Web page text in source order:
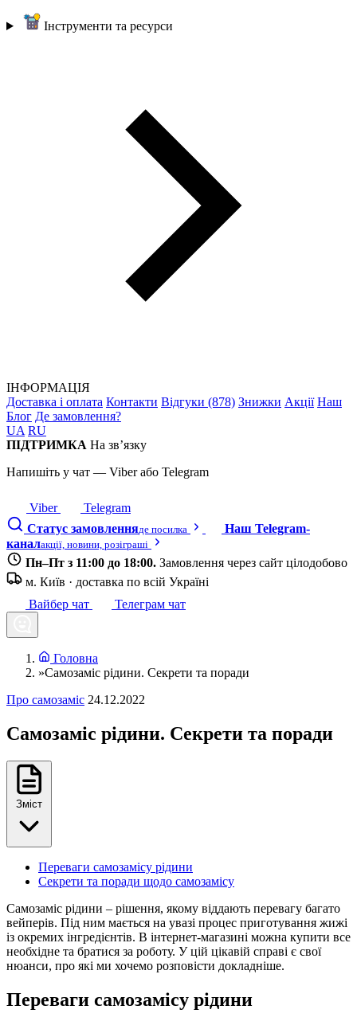
Інструменти та ресурси
ІНФОРМАЦІЯ
Доставка і оплата Контакти Відгуки (878) Знижки Акції Наш
Блог Де замовлення?
UA RU
ПІДТРИМКА На зв’язку
Напишіть у чат — Viber або Telegram
Viber
Telegram
Статус замовленняде посилка
Наш Telegram-
каналакції, новини, розіграші
Пн–Пт з 11:00 до 18:00. Замовлення через сайт цілодобово
м. Київ · доставка по всій Україні
Вайбер чат
Телеграм чат
Головна
»Самозаміс рідини. Секрети та поради
Про самозаміс 24.12.2022
Самозаміс рідини. Секрети та поради
Зміст
Переваги самозамісу рідини
Секрети та поради щодо самозамісу
Самозаміс рідини – рішення, якому віддають перевагу багато
вейперів. Під ним мається на увазі процес приготування жижі
із окремих інгредієнтів. В інтернет-магазині можна купити все
необхідне та братися за роботу. У цій цікавій справі є свої
нюанси, про які ми хочемо розповісти докладніше.
Переваги самозамісу рідини